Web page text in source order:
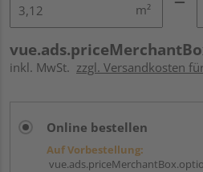
m²
inkl. MwSt. zzgl. Versandkosten
Online bestellen
Auf Vorbestellung: